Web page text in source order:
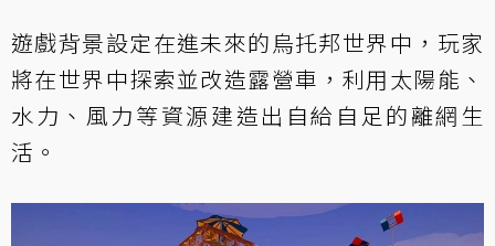
遊戲背景設定在進未來的烏托邦世界中，玩家
將在世界中探索並改造露營車，利用太陽能、
水力、風力等資源建造出自給自足的離網生
活。